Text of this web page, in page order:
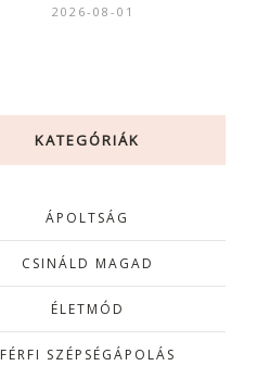
2026-08-01
KATEGÓRIÁK
ÁPOLTSÁG
CSINÁLD MAGAD
ÉLETMÓD
FÉRFI SZÉPSÉGÁPOLÁS